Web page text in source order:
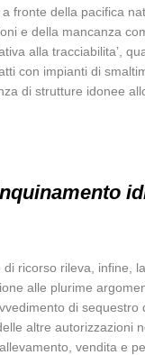
fronte della pacifica
e della mancanza
alla tracciabilita’,
con impianti di
di strutture idonee
ricorso rileva, infine,
alle plurime
di sequestro
altre autorizzazioni
vendita e